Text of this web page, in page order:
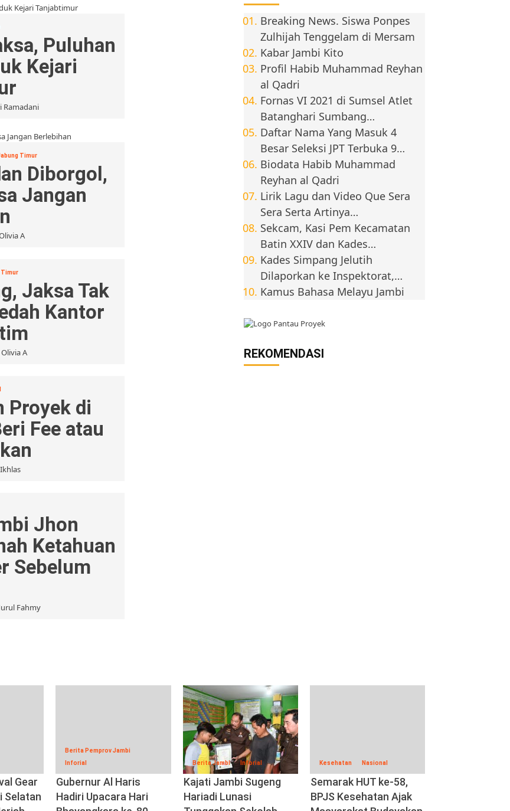
Puluhan
Kejari
Ramadani
Timur
Diborgol,
Jangan
A
Timur
Jaksa Tak
Kantor
A
Proyek di
Fee atau
Jhon
Ketahuan
Sebelum
Fahmy
Breaking News. Siswa Ponpes
Zulhijah Tenggelam di Mersam
Kabar Jambi Kito
Profil Habib Muhammad Reyhan
al Qadri
Fornas VI 2021 di Sumsel Atlet
Batanghari Sumbang…
Daftar Nama Yang Masuk 4
Besar Seleksi JPT Terbuka 9…
Biodata Habib Muhammad
Reyhan al Qadri
Lirik Lagu dan Video Que Sera
Sera Serta Artinya…
Sekcam, Kasi Pem Kecamatan
Batin XXIV dan Kades…
Kades Simpang Jelutih
Dilaporkan ke Inspektorat,…
Kamus Bahasa Melayu Jambi
REKOMENDASI
Gear
Selatan
Berita Pemprov Jambi
Inforial
Gubernur Al Haris
Hadiri Upacara Hari
Berita Jambi Inforial
Kajati Jambi Sugeng
Hariadi Lunasi
Kesehatan Nasional
Semarak HUT ke-58,
BPJS Kesehatan Ajak